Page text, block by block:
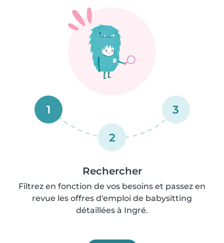
1
2
3
Rechercher
Filtrez en fonction de vos besoins et passez en
revue les offres d'emploi de babysitting
détaillées à Ingré.